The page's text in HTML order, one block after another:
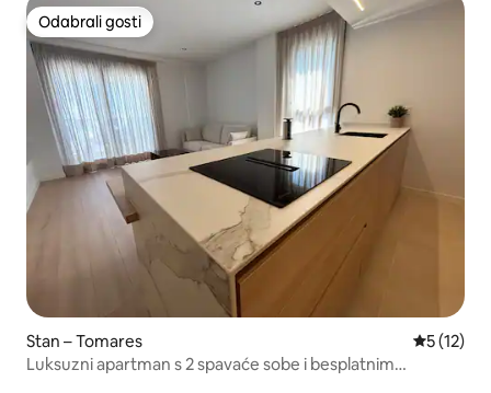
Odabrali gosti
Odabrali gosti
Stan – Tomares Prosječna
5 (12)
Luksuzni apartman s 2 spavaće sobe i besplatnim